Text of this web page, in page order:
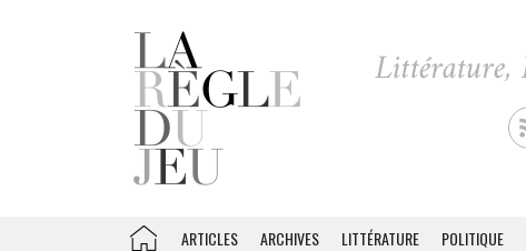
ARTICLES ARCHIVES LITTÉRATURE POLITIQUE